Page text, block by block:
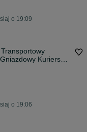
o 19:09
Kurierski
Rollkontener
o 19:06